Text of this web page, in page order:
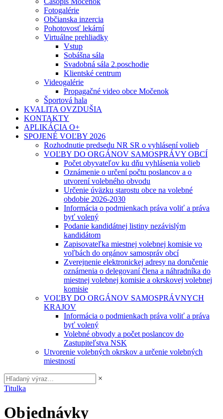
Fotogalérie
Občianska inzercia
Pohotovosť lekární
Virtuálne prehliadky
Vstup
Sobášna sála
Svadobná sála 2.poschodie
Klientské centrum
Videogalérie
Propagačné video obce Močenok
Športová hala
KVALITA OVZDUŠIA
KONTAKTY
APLIKÁCIA O+
SPOJENÉ VOĽBY 2026
Rozhodnutie predsedu NR SR o vyhlásení volieb
VOĽBY DO ORGÁNOV SAMOSPRÁVY OBCÍ
Počet obyvateľov ku dňu vyhlásenia volieb
Oznámenie o určení počtu poslancov a o
utvorení volebného obvodu
Určenie úväzku starostu obce na volebné
obdobie 2026-2030
Informácia o podmienkach práva voliť a práva
byť volený
Podanie kandidátnej listiny nezávislým
kandidátom
Zapisovateľka miestnej volebnej komisie vo
voľbách do orgánov samospráv obcí
Zverejnenie elektronickej adresy na doručenie
oznámenia o delegovaní člena a náhradníka do
miestnej volebnej komisie a okrskovej volebnej
komisie
VOĽBY DO ORGÁNOV SAMOSPRÁVNYCH
KRAJOV
Informácia o podmienkach práva voliť a práva
byť volený
Volebné obvody a počet poslancov do
Zastupiteľstva NSK
Utvorenie volebných okrskov a určenie volebných
miestností
×
Titulka
Objednávky